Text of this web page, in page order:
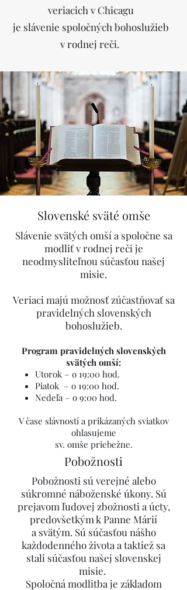
veriacich v Chicagu
je slávenie spoločných bohoslužieb
v rodnej reči.
Slovenské sväté omše
​Slávenie svätých omší a spoločne sa
modliť v rodnej reči je
neodmysliteľnou súčasťou našej
misie.
Veriaci majú možnosť zúčastňovať sa
pravidelných slovenských
bohoslužieb.
Program pravidelných slovenských
svätých omší:
Utorok – o 19:00 hod.
Piatok – o 19:00 hod.
Nedeľa – o 9:00 hod.
V čase slávností a prikázaných sviatkov
ohlasujeme
sv. omše priebežne.
Pobožnosti
Pobožnosti sú verejné alebo
súkromné náboženské úkony. Sú
prejavom ľudovej zbožnosti a úcty,
predovšetkým k Panne Márií
a svätým. Sú súčasťou nášho
každodenného života a taktiež sa
stali súčasťou našej slovenskej
misie.
Spoločná modlitba je základom